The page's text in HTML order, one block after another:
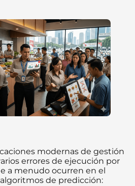
modernas de gestión
errores de ejecución por
a menudo ocurren en el
de predicción: